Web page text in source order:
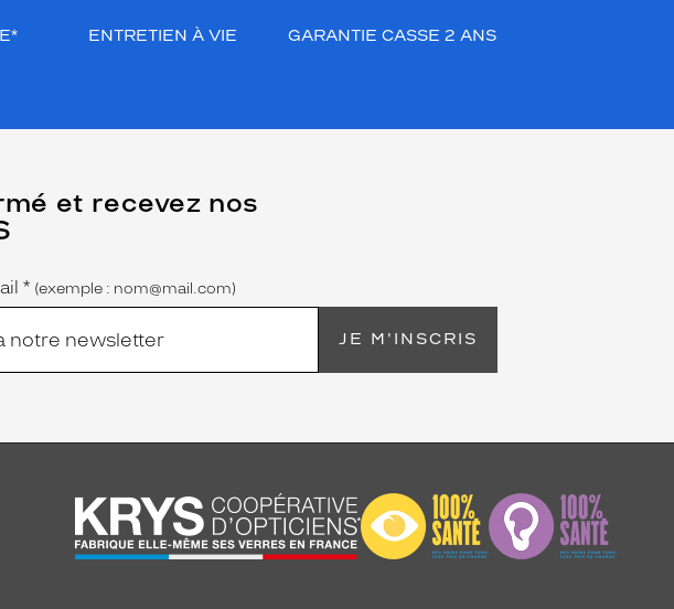
ENTRETIEN À VIE GARANTIE CASSE 2 ANS
et recevez nos
* (exemple : nom@mail.com)
JE M'INSCRIS